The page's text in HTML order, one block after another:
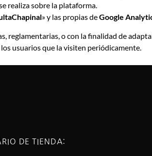
realiza sobre la plataforma.
» y las propias deGoogle
reglamentarias, o con la finalidad de
usuarios que la visiten periódicamente.
DE TIENDA: